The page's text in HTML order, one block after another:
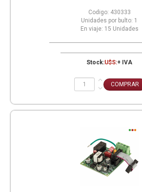
Codigo: 430333
Unidades por bulto: 1
En viaje: 15 Unidades
Stock:U$S:+ IVA